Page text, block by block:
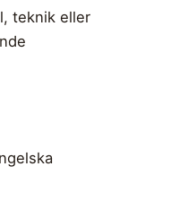
teknik eller